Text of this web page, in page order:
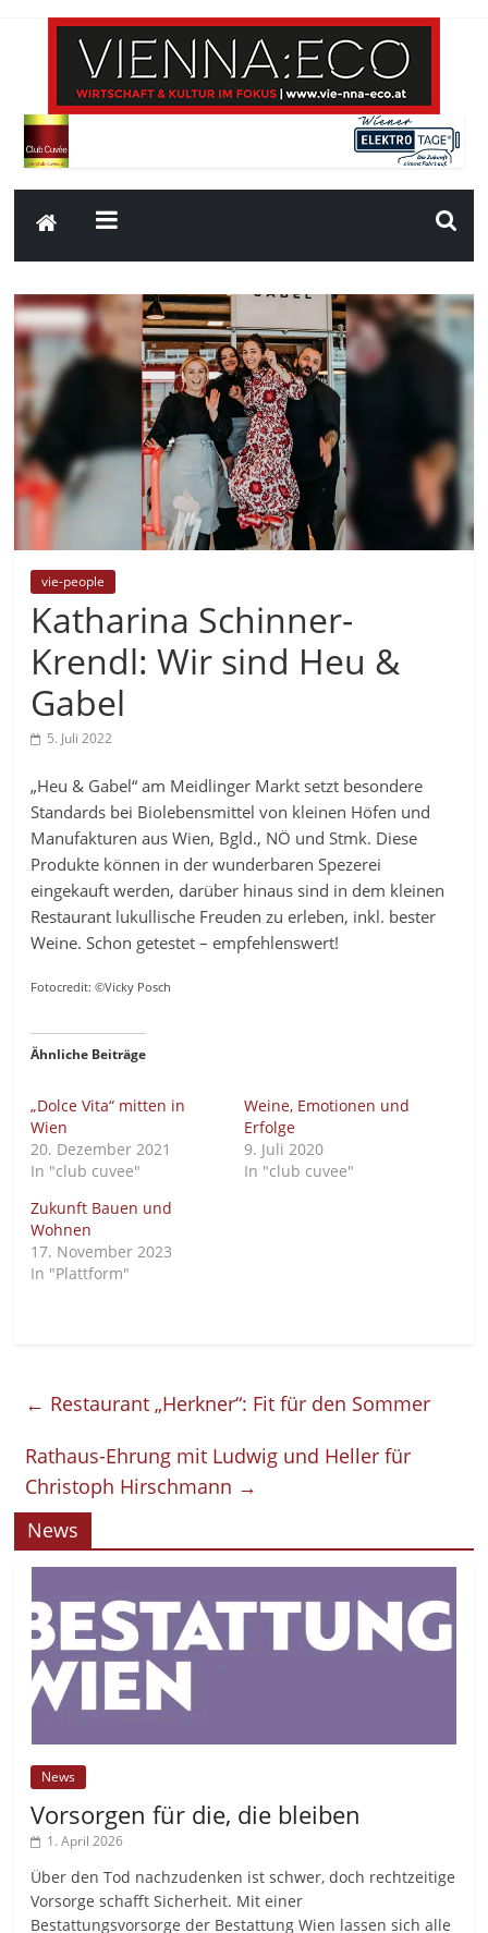
vie-people
Katharina Schinner-
Krendl: Wir sind Heu &
Gabel
5. Juli 2022
„Heu & Gabel“ am Meidlinger Markt setzt besondere
Standards bei Biolebensmittel von kleinen Höfen und
Manufakturen aus Wien, Bgld., NÖ und Stmk. Diese
Produkte können in der wunderbaren Spezerei
eingekauft werden, darüber hinaus sind in dem kleinen
Restaurant lukullische Freuden zu erleben, inkl. bester
Weine. Schon getestet – empfehlenswert!
Fotocredit: ©Vicky Posch
Ähnliche Beiträge
„Dolce Vita“ mitten in
Wien
20. Dezember 2021
In "club cuvee"
Weine, Emotionen und
Erfolge
9. Juli 2020
In "club cuvee"
Zukunft Bauen und
Wohnen
17. November 2023
In "Plattform"
← Restaurant „Herkner“: Fit für den Sommer
Rathaus-Ehrung mit Ludwig und Heller für
Christoph Hirschmann →
News
News
Vorsorgen für die, die bleiben
1. April 2026
Über den Tod nachzudenken ist schwer, doch rechtzeitige
Vorsorge schafft Sicherheit. Mit einer
Bestattungsvorsorge der Bestattung Wien lassen sich alle